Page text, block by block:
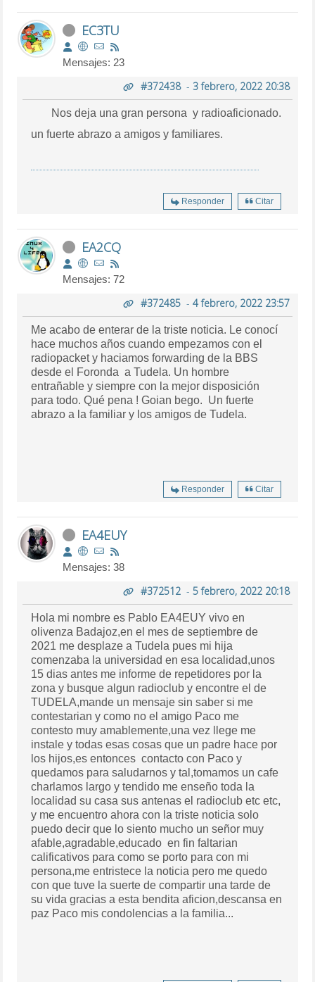
EC3TU
Mensajes: 23
#372438- 3 febrero, 2022 20:38
Nos deja una gran persona y radioaficionado.
un fuerte abrazo a amigos y familiares.
Responder Citar
EA2CQ
Mensajes: 72
#372485- 4 febrero, 2022 23:57
Me acabo de enterar de la triste noticia. Le conocí
hace muchos años cuando empezamos con el
radiopacket y haciamos forwarding de la BBS
desde el Foronda a Tudela. Un hombre
entrañable y siempre con la mejor disposición
para todo. Qué pena ! Goian bego. Un fuerte
abrazo a la familiar y los amigos de Tudela.
Responder Citar
EA4EUY
Mensajes: 38
#372512- 5 febrero, 2022 20:18
Hola mi nombre es Pablo EA4EUY vivo en
olivenza Badajoz,en el mes de septiembre de
2021 me desplaze a Tudela pues mi hija
comenzaba la universidad en esa localidad,unos
15 dias antes me informe de repetidores por la
zona y busque algun radioclub y encontre el de
TUDELA,mande un mensaje sin saber si me
contestarian y como no el amigo Paco me
contesto muy amablemente,una vez llege me
instale y todas esas cosas que un padre hace por
los hijos,es entonces contacto con Paco y
quedamos para saludarnos y tal,tomamos un cafe
charlamos largo y tendido me enseño toda la
localidad su casa sus antenas el radioclub etc etc,
y me encuentro ahora con la triste noticia solo
puedo decir que lo siento mucho un señor muy
afable,agradable,educado en fin faltarian
calificativos para como se porto para con mi
persona,me entristece la noticia pero me quedo
con que tuve la suerte de compartir una tarde de
su vida gracias a esta bendita aficion,descansa en
paz Paco mis condolencias a la familia...